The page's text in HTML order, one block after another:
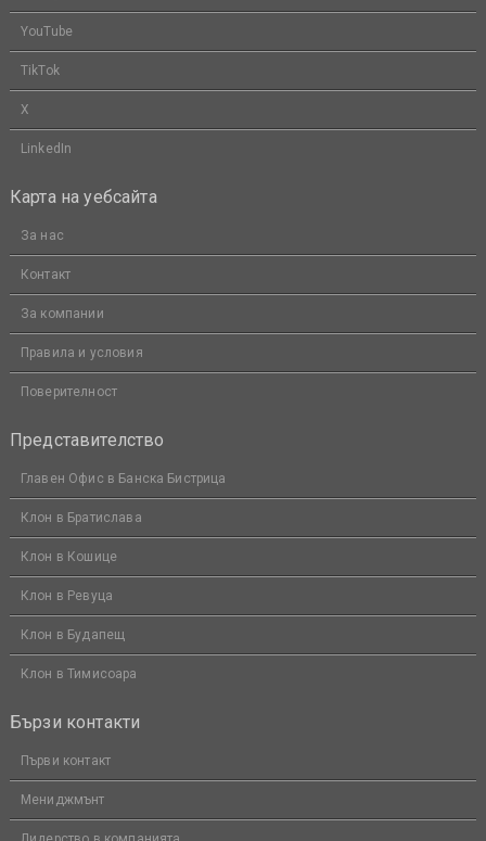
YouTube
TikTok
X
LinkedIn
Карта на уебсайта
За нас
Контакт
За компании
Правила и условия
Поверителност
Представителство
Главен Офис в Банска Бистрица
Клон в Братислава
Клон в Кошице
Клон в Ревуца
Клон в Будапещ
Клон в Тимисоара
Бързи контакти
Първи контакт
Мениджмънт